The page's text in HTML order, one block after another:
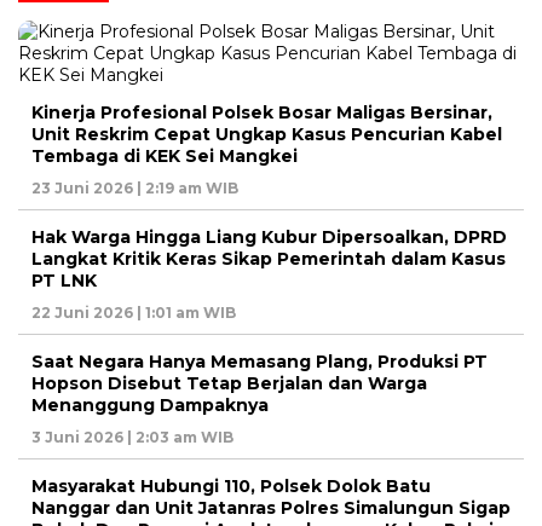
Kinerja Profesional Polsek Bosar Maligas Bersinar,
Unit Reskrim Cepat Ungkap Kasus Pencurian Kabel
Tembaga di KEK Sei Mangkei
23 Juni 2026 | 2:19 am WIB
Hak Warga Hingga Liang Kubur Dipersoalkan, DPRD
Langkat Kritik Keras Sikap Pemerintah dalam Kasus
PT LNK
22 Juni 2026 | 1:01 am WIB
Saat Negara Hanya Memasang Plang, Produksi PT
Hopson Disebut Tetap Berjalan dan Warga
Menanggung Dampaknya
3 Juni 2026 | 2:03 am WIB
Masyarakat Hubungi 110, Polsek Dolok Batu
Nanggar dan Unit Jatanras Polres Simalungun Sigap